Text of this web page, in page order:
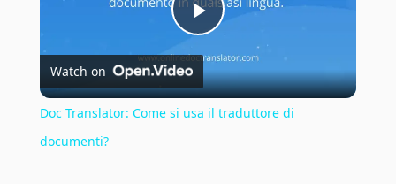
Play
Video
Watch on
Doc Translator: Come si usa il traduttore di
documenti?